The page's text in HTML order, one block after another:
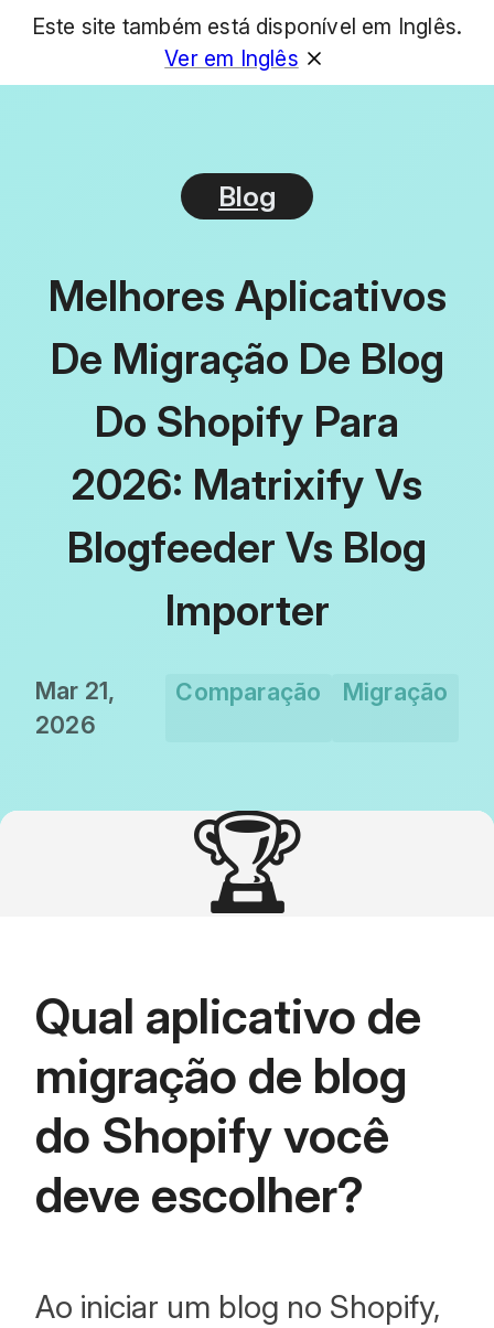
GET
Blog
Melhores Aplicativos
De Migração De Blog
Do Shopify Para
2026: Matrixify Vs
Blogfeeder Vs Blog
Importer
Mar 21,
2026
Comparação Migração
🏆
Qual aplicativo de
migração de blog
do Shopify você
deve escolher?
Ao iniciar um blog no Shopify,
Este site também está disponível em Inglês.
Ver em Inglês